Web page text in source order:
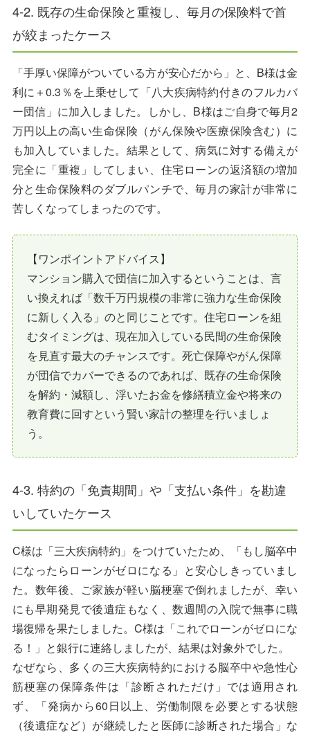
4-2. 既存の生命保険と重複し、毎月の保険料で首
が絞まったケース
「手厚い保障がついている方が安心だから」と、B様は金
利に＋0.3％を上乗せして「八大疾病特約付きのフルカバ
ー団信」に加入しました。しかし、B様はご自身で毎月2
万円以上の高い生命保険（がん保険や医療保険含む）に
も加入していました。結果として、病気に対する備えが
完全に「重複」してしまい、住宅ローンの返済額の増加
分と生命保険料のダブルパンチで、毎月の家計が非常に
苦しくなってしまったのです。
【ワンポイントアドバイス】
マンション購入で団信に加入するということは、言
い換えれば「数千万円規模の非常に強力な生命保険
に新しく入る」のと同じことです。住宅ローンを組
むタイミングは、現在加入している民間の生命保険
を見直す最大のチャンスです。死亡保障やがん保障
が団信でカバーできるのであれば、既存の生命保険
を解約・減額し、浮いたお金を修繕積立金や将来の
教育費に回すという賢い家計の整理を行いましょ
う。
4-3. 特約の「免責期間」や「支払い条件」を勘違
いしていたケース
C様は「三大疾病特約」をつけていたため、「もし脳卒中
になったらローンがゼロになる」と安心しきっていまし
た。数年後、ご家族が軽い脳梗塞で倒れましたが、幸い
にも早期発見で後遺症もなく、数週間の入院で無事に職
場復帰を果たしました。C様は「これでローンがゼロにな
る！」と銀行に連絡しましたが、結果は対象外でした。
なぜなら、多くの三大疾病特約における脳卒中や急性心
筋梗塞の保障条件は「診断されただけ」では適用され
ず、「発病から60日以上、労働制限を必要とする状態
（後遺症など）が継続したと医師に診断された場合」な